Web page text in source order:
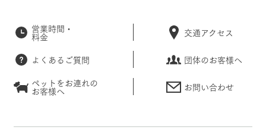
営業時間・
料金 交通アクセス
よくあるご質問
団体のお客様へ
ペットをお連れの
お客様へ お問い合わせ